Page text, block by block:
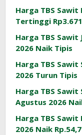
Harga TBS Sawit
Tertinggi
Harga TBS Sawit
2026 Naik Tipis
Harga TBS Sawit
2026 Turun Tipis
Harga TBS Sawit
Agustus 2026
Harga TBS Sawit
2026 Naik